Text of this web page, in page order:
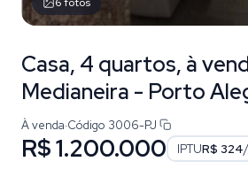
Casa, 4 quartos, à
Medianeira - Porto
À venda·Código 3006-PJ
R$ 1.200.000 IPTUR$ 324